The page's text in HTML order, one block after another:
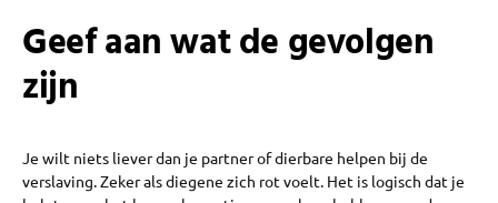
Geef aan wat de gevolgen
zijn
Je wilt niets liever dan je partner of dierbare helpen bij de
verslaving. Zeker als diegene zich rot voelt. Het is logisch dat je